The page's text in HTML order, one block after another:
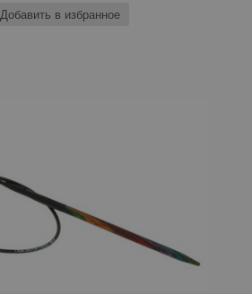
Добавить в избранное